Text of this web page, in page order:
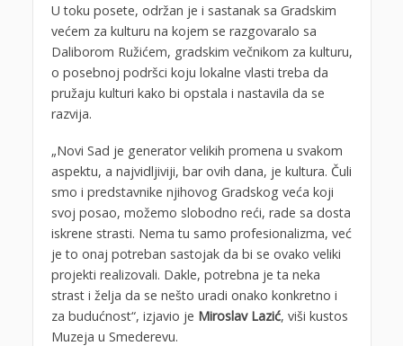
U toku posete, održan je i sastanak sa Gradskim
većem za kulturu na kojem se razgovaralo sa
Daliborom Ružićem, gradskim večnikom za kulturu,
o posebnoj podršci koju lokalne vlasti treba da
pružaju kulturi kako bi opstala i nastavila da se
razvija.
„Novi Sad je generator velikih promena u svakom
aspektu, a najvidljiviji, bar ovih dana, je kultura. Čuli
smo i predstavnike njihovog Gradskog veća koji
svoj posao, možemo slobodno reći, rade sa dosta
iskrene strasti. Nema tu samo profesionalizma, već
je to onaj potreban sastojak da bi se ovako veliki
projekti realizovali. Dakle, potrebna je ta neka
strast i želja da se nešto uradi onako konkretno i
za budućnost“, izjavio je Miroslav Lazić, viši kustos
Muzeja u Smederevu.